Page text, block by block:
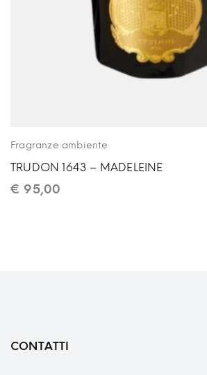
Fragranze ambiente
TRUDON 1643 – MADELEINE
€ 95,00
CONTATTI